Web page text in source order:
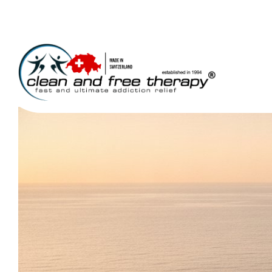
Private